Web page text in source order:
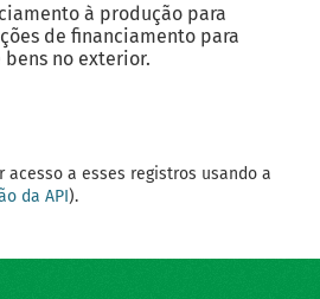
à produção para
de financiamento para
no exterior.
acesso a esses registros usando a
da API).